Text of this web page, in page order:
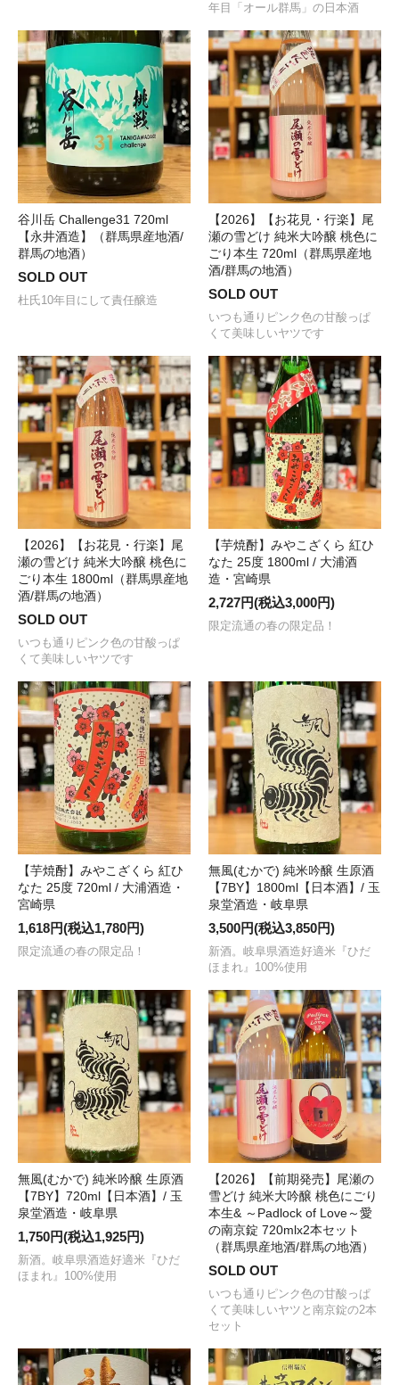
年目「オール群馬」の日本酒
谷川岳 Challenge31 720ml
【永井酒造】（群馬県産地酒/
群馬の地酒）
SOLD OUT
杜氏10年目にして責任醸造
【2026】【お花見・行楽】尾
瀬の雪どけ 純米大吟醸 桃色に
ごり本生 720ml（群馬県産地
酒/群馬の地酒）
SOLD OUT
いつも通りピンク色の甘酸っぱ
くて美味しいヤツです
【2026】【お花見・行楽】尾
瀬の雪どけ 純米大吟醸 桃色に
ごり本生 1800ml（群馬県産地
酒/群馬の地酒）
SOLD OUT
いつも通りピンク色の甘酸っぱ
くて美味しいヤツです
【芋焼酎】みやこざくら 紅ひ
なた 25度 1800ml / 大浦酒
造・宮崎県
2,727円(税込3,000円)
限定流通の春の限定品！
【芋焼酎】みやこざくら 紅ひ
なた 25度 720ml / 大浦酒造・
宮崎県
1,618円(税込1,780円)
限定流通の春の限定品！
無風(むかで) 純米吟醸 生原酒
【7BY】1800ml【日本酒】/ 玉
泉堂酒造・岐阜県
3,500円(税込3,850円)
新酒。岐阜県酒造好適米『ひだ
ほまれ』100%使用
無風(むかで) 純米吟醸 生原酒
【7BY】720ml【日本酒】/ 玉
泉堂酒造・岐阜県
1,750円(税込1,925円)
新酒。岐阜県酒造好適米『ひだ
ほまれ』100%使用
【2026】【前期発売】尾瀬の
雪どけ 純米大吟醸 桃色にごり
本生& ～Padlock of Love～愛
の南京錠 720mlx2本セット
（群馬県産地酒/群馬の地酒）
SOLD OUT
いつも通りピンク色の甘酸っぱ
くて美味しいヤツと南京錠の2本
セット